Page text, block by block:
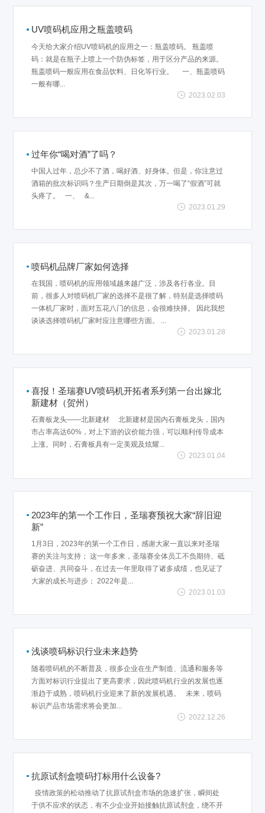
UV喷码机应用之瓶盖喷码
今天给大家介绍UV喷码机的应用之一：瓶盖喷码。 瓶盖喷
码：就是在瓶子上喷上一个防伪标签，用于区分产品的来源。
瓶盖喷码一般应用在食品饮料、日化等行业。 一、瓶盖喷码
一般有哪...
2023.02.03
过年你“喝对酒”了吗？
中国人过年，总少不了酒，喝好酒、好身体。但是，你注意过
酒箱的批次标识吗？生产日期倒是其次，万一喝了“假酒”可就
头疼了。 一、 &...
2023.01.29
喷码机品牌厂家如何选择
在我国，喷码机的应用领域越来越广泛，涉及各行各业。目
前，很多人对喷码机厂家的选择不是很了解，特别是选择喷码
一体机厂家时，面对五花八门的信息，会很难抉择。 因此我想
谈谈选择喷码机厂家时应注意哪些方面。 ...
2023.01.28
喜报！圣瑞赛UV喷码机开拓者系列第一台出嫁北
新建材（贺州）
石膏板龙头——北新建材 北新建材是国内石膏板龙头，国内
市占率高达60%，对上下游的议价能力强，可以顺利传导成本
上涨。同时，石膏板具有一定美观及炫耀...
2023.01.04
2023年的第一个工作日，圣瑞赛预祝大家“辞旧迎
新”
1月3日，2023年的第一个工作日，感谢大家一直以来对圣瑞
赛的关注与支持； 这一年多来，圣瑞赛全体员工不负期待、砥
砺奋进、共同奋斗，在过去一年里取得了诸多成绩，也见证了
大家的成长与进步； 2022年是...
2023.01.03
浅谈喷码标识行业未来趋势
随着喷码机的不断普及，很多企业在生产制造、流通和服务等
方面对标识行业提出了更高要求，因此喷码机行业的发展也逐
渐趋于成熟，喷码机行业迎来了新的发展机遇。 未来，喷码
标识产品市场需求将会更加...
2022.12.26
抗原试剂盒喷码打标用什么设备?
疫情政策的松动推动了抗原试剂盒市场的急速扩张，瞬间处
于供不应求的状态，有不少企业开始接触抗原试剂盒，绕不开